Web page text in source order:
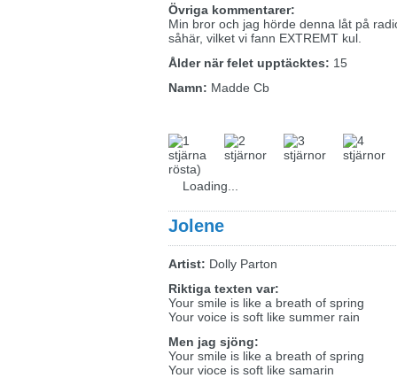
Övriga kommentarer:
Min bror och jag hörde denna låt på
såhär, vilket vi fann EXTREMT kul.
Ålder när felet upptäcktes: 15
Namn: Madde Cb
rösta)
Loading...
Jolene
Artist: Dolly Parton
Riktiga texten var:
Your smile is like a breath of spring
Your voice is soft like summer rain
Men jag sjöng:
Your smile is like a breath of spring
Your vioce is soft like samarin